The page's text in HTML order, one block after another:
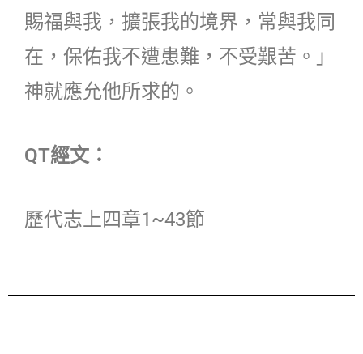
賜福與我，擴張我的境界，常與我同
在，保佑我不遭患難，不受艱苦。」
神就應允他所求的。
QT經文：
歷代志上四章1~43節